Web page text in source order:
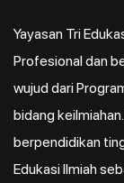
Yayasan Tri
Profesional dan
wujud dari
bidang
berpendidikan
Edukasi Ilmiah